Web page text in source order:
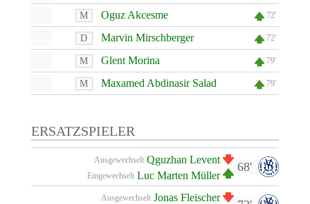
M Oguz Akcesme 72'
D Marvin Mirschberger 72'
M Glent Morina 79'
M Maxamed Abdinasir Salad 79'
ERSATZSPIELER
68'
Ausgewechselt Qguzhan Levent
Eingewechselt Luc Marten Müller
Ausgewechselt Jonas Fleischer